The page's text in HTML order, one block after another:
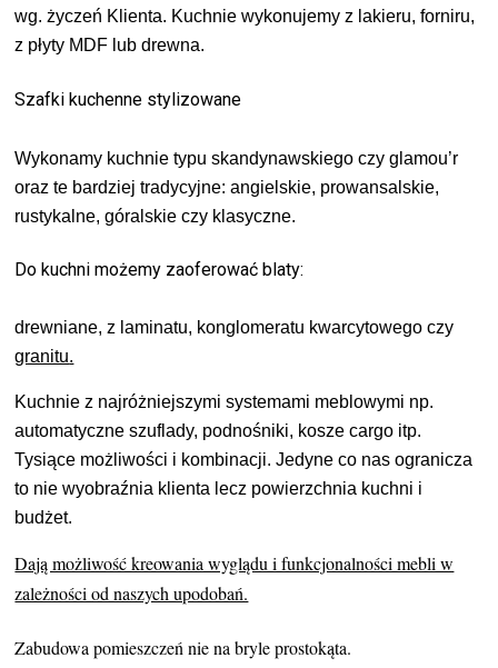
wg. życzeń Klienta. Kuchnie wykonujemy z lakieru, forniru,
z płyty MDF lub drewna.
Szafki kuchenne stylizowane
Wykonamy kuchnie typu skandynawskiego czy glamou’r
oraz te bardziej tradycyjne: angielskie, prowansalskie,
rustykalne, góralskie czy klasyczne.
Do kuchni możemy zaoferować blaty:
drewniane, z laminatu, konglomeratu kwarcytowego czy
granitu.
Kuchnie z najróżniejszymi systemami meblowymi np.
automatyczne szuflady, podnośniki, kosze cargo itp.
Tysiące możliwości i kombinacji. Jedyne co nas ogranicza
to nie wyobraźnia klienta lecz powierzchnia kuchni i
budżet.
Dają możliwość kreowania wyglądu i funkcjonalności mebli w
zależności od naszych upodobań.
Zabudowa pomieszczeń nie na bryle prostokąta.